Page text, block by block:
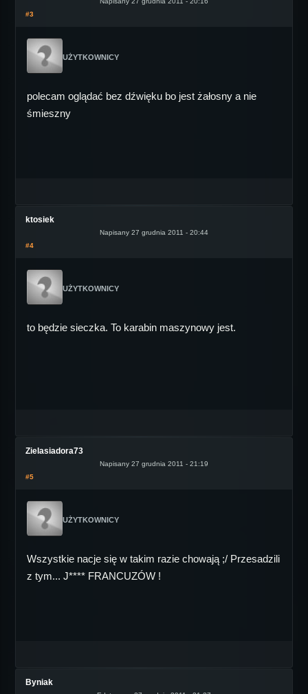
#3
UŻYTKOWNICY
polecam oglądać bez dźwięku bo jest żałosny a nie
śmieszny
ktosiek
Napisany 27 grudnia 2011 - 20:44
#4
UŻYTKOWNICY
to będzie sieczka. To karabin maszynowy jest.
Zielasiadora73
Napisany 27 grudnia 2011 - 21:19
#5
UŻYTKOWNICY
Wszystkie nacje się w takim razie chowają ;/ Przesadzili
z tym... J**** FRANCUZÓW !
Byniak